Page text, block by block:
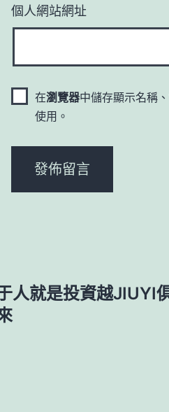
個人網站網址
在瀏覽器中儲存顯示名稱
使用。
人就是投資越JIUYI